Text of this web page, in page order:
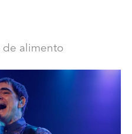
de alimento